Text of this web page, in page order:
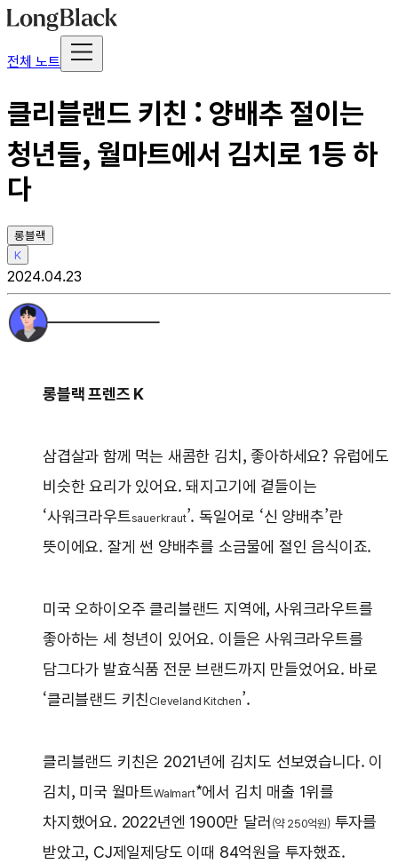
전체 노트
클리블랜드 키친 : 양배추 절이는
청년들, 월마트에서 김치로 1등 하
다
롱블랙
K
2024.04.23
롱블랙 프렌즈 K
삼겹살과 함께 먹는 새콤한 김치, 좋아하세요? 유럽에도
비슷한 요리가 있어요. 돼지고기에 곁들이는
‘사워크라우트sauerkraut’. 독일어로 ‘신 양배추’란
뜻이에요. 잘게 썬 양배추를 소금물에 절인 음식이죠.
미국 오하이오주 클리블랜드 지역에, 사워크라우트를
좋아하는 세 청년이 있어요. 이들은 사워크라우트를
담그다가 발효식품 전문 브랜드까지 만들었어요. 바로
‘클리블랜드 키친Cleveland Kitchen’.
클리블랜드 키친은 2021년에 김치도 선보였습니다. 이
김치, 미국 월마트Walmart*에서 김치 매출 1위를
차지했어요. 2022년엔 1900만 달러 (약 250억원)투자를
받았고, CJ제일제당도 이때 84억원을 투자했죠.